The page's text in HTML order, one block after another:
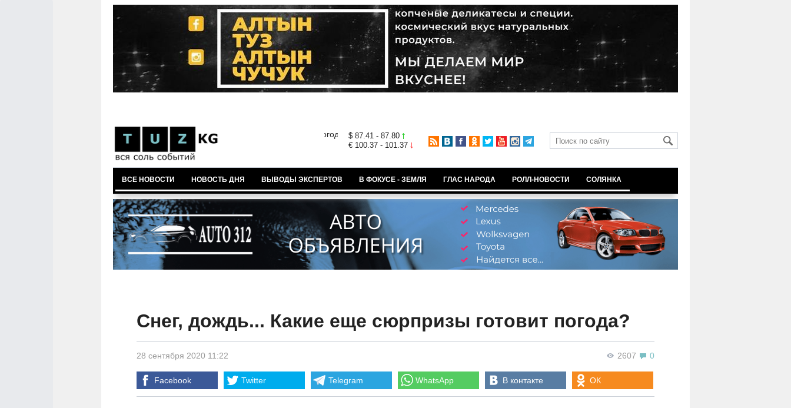
$ 87.41 - 87.80
€ 100.37 - 101.37
ВСЕ НОВОСТИ НОВОСТЬ ДНЯ ВЫВОДЫ ЭКСПЕРТОВ В ФОКУСЕ - ЗЕМЛЯ ГЛАС НАРОДА РОЛЛ-НОВОСТИ СОЛЯНКА
Снег, дождь... Какие еще сюрпризы готовит погода?
2607 0
28 сентября 2020 11:22
Facebook Twitter Telegram WhatsApp В контакте ОК